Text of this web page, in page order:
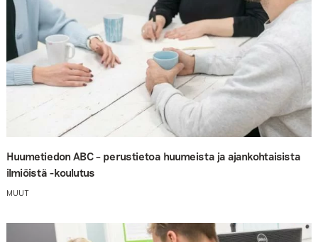
Huumetiedon ABC – perustietoa huumeista ja ajankohtaisista
ilmiöistä -koulutus
MUUT